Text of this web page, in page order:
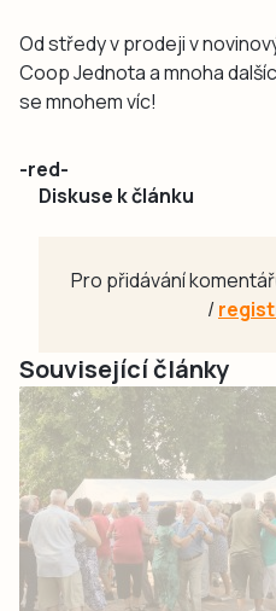
Od středy v prodeji v
Coop Jednota a mnoha
se mnohem víc!
-red-
Diskuse k článku
Pro přidávání
/
Související články